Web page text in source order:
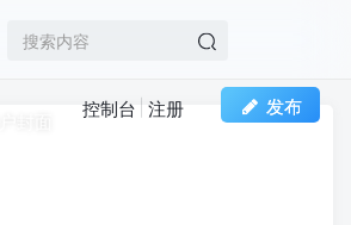
发布
控制台 注册
已售 18